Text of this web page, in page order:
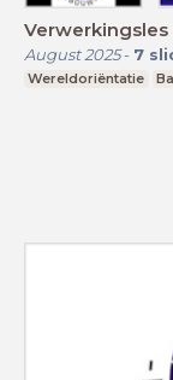
August 2025- 7
Wereldoriëntatie